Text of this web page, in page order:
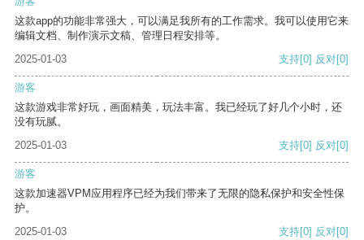
这款app的功能非常强大，可以满足我所有的工作需求。我可以使用它来
编辑文档、制作演示文稿、管理日程安排等。
2025-01-03
支持[0] 反对[0]
游客
这款游戏非常好玩，画面精美，玩法丰富。我已经玩了好几个小时，还
没有玩腻。
2025-01-03
支持[0] 反对[0]
游客
这款加速器VPM应用程序已经为我们带来了无限的隐私保护和安全性保
护。
2025-01-03
支持[0] 反对[0]